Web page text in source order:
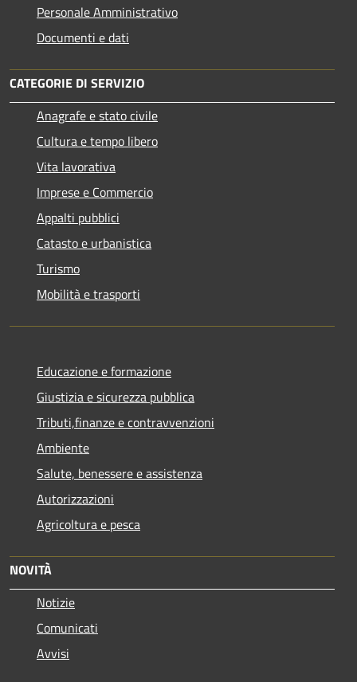
Personale Amministrativo
Documenti e dati
CATEGORIE DI SERVIZIO
Anagrafe e stato civile
Cultura e tempo libero
Vita lavorativa
Imprese e Commercio
Appalti pubblici
Catasto e urbanistica
Turismo
Mobilità e trasporti
Educazione e formazione
Giustizia e sicurezza pubblica
Tributi,finanze e contravvenzioni
Ambiente
Salute, benessere e assistenza
Autorizzazioni
Agricoltura e pesca
NOVITÀ
Notizie
Comunicati
Avvisi